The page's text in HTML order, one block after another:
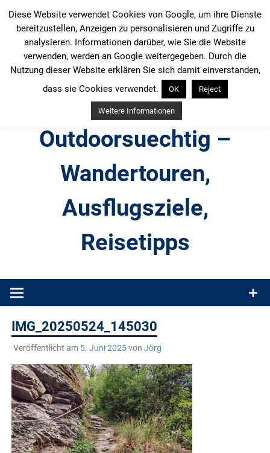
Inhalt
springen
Outdoorsuechtig –
Wandertouren,
Ausflugsziele,
Reisetipps
Produkttests und Buchrezensionen. Ein Blog für alle, die gern
IMG_20250524_145030
Veröffentlicht am 5. Juni 2025von Jörg
Diese Website verwendet Cookies von Google, um ihre Dienste
bereitzustellen, Anzeigen zu personalisieren und Zugriffe zu
analysieren. Informationen darüber, wie Sie die Website
verwenden, werden an Google weitergegeben. Durch die
Nutzung dieser Website erklären Sie sich damit einverstanden,
dass sie Cookies verwendet.
OK Reject
Weitere Informationen